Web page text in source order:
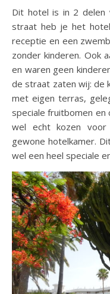
Dit hotel is in 2 delen
straat heb je het
receptie en een
zonder kinderen. Ook
en waren geen
de straat zaten wij: de
met eigen terras,
speciale fruitbomen en
wel echt kozen
gewone hotelkamer.
wel een heel speciale